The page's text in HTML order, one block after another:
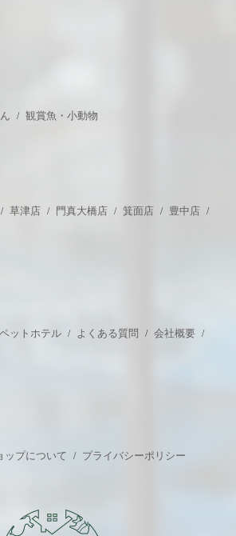
観賞魚・小動物
草津店 門真大橋店 箕面店 豊中店
ペットホテル よくある質問 会社概要
ップについて プライバシーポリシー